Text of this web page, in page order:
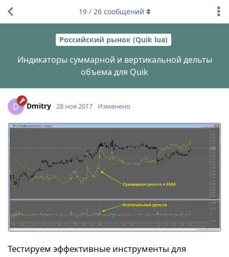
Российский рынок (Quik lua)
Индикаторы суммарной и вертикальной дельты
объема для Quik
19/ 26сообщений
D Dmitry 28 ноя 2017 Изменено
Тестируем эффективные инструменты для